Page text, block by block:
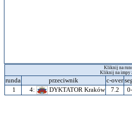
Kliknij na
Kliknij na impy
runda przeciwnik c-over
1
4: DYKTATOR Kraków 7.2